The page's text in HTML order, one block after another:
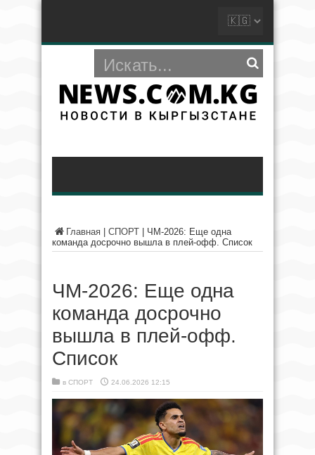
Главная СПОРТ
ЧМ-2026: Еще одна
команда досрочно вышла в плей-офф. Список
ЧМ-2026: Еще одна
команда досрочно
вышла в плей-офф.
Список
в СПОРТ 24.06.2026 12:15